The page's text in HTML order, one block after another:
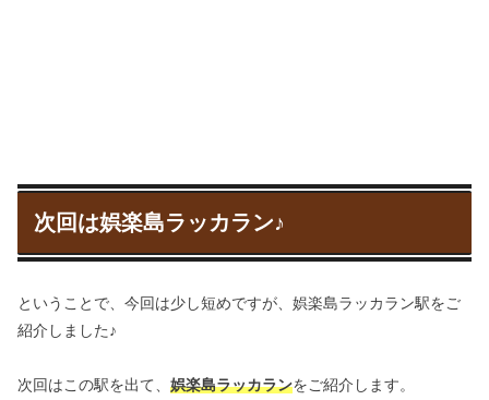
次回は娯楽島ラッカラン♪
ということで、今回は少し短めですが、娯楽島ラッカラン駅をご
紹介しました♪
次回はこの駅を出て、 娯楽島ラッカランをご紹介します。